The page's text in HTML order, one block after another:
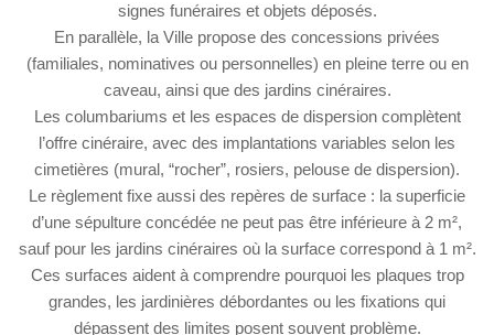
signes funéraires et objets déposés.
En parallèle, la Ville propose des concessions privées
(familiales, nominatives ou personnelles) en pleine terre ou en
caveau, ainsi que des jardins cinéraires.
Les columbariums et les espaces de dispersion complètent
l’offre cinéraire, avec des implantations variables selon les
cimetières (mural, “rocher”, rosiers, pelouse de dispersion).
Le règlement fixe aussi des repères de surface : la superficie
d’une sépulture concédée ne peut pas être inférieure à 2 m²,
sauf pour les jardins cinéraires où la surface correspond à 1 m².
Ces surfaces aident à comprendre pourquoi les plaques trop
grandes, les jardinières débordantes ou les fixations qui
dépassent des limites posent souvent problème.